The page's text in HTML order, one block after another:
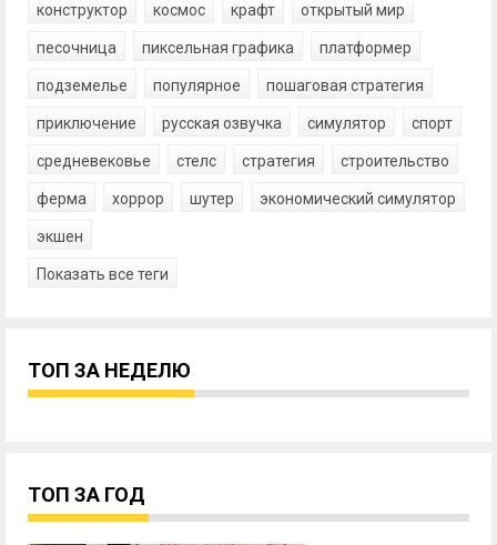
конструктор космос крафт открытый мир
песочница пиксельная графика платформер
подземелье популярное пошаговая стратегия
приключение русская озвучка симулятор спорт
средневековье стелс стратегия строительство
ферма хоррор шутер экономический симулятор
экшен
Показать все теги
ТОП ЗА НЕДЕЛЮ
ТОП ЗА ГОД